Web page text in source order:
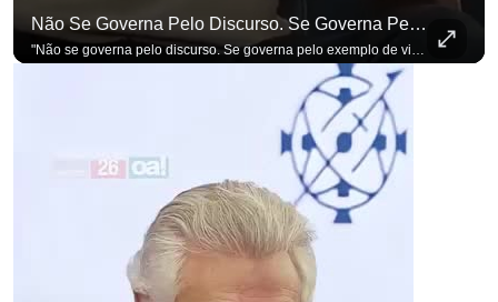
Não Se Governa Pelo Discurso. Se Governa Pelo Exemplo De Vida", Alfineta Ronaldo Caiado
"Não se governa pelo discurso. Se governa pelo exemplo de vida", alfineta Ronaldo Caiado, respondendo a empresários na primeira Sabatina Presidencial com a pauta definida por quem constrói o país. Se você busca informação com credibilidade, inscreva-se agora e ative o